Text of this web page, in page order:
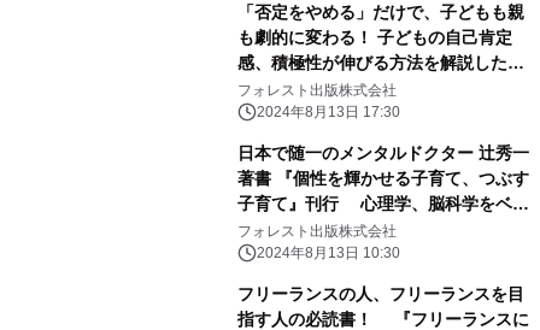
「否定をやめる」だけで、子どもも親
も劇的に変わる！ 子どもの自己肯定
感、積極性が伸びる方法を解説した
『子どもを否定しない習慣』刊行
フォレスト出版株式会社
2024年8月13日 17:30
日本で随一のメンタルドクター 辻秀一
著書 『個性を輝かせる子育て、つぶす
子育て』刊行 心理学、脳科学をベー
スに説くわが子の個性を輝かせる子育
て術
フォレスト出版株式会社
2024年8月13日 10:30
フリーランスの人、フリーランスを目
指す人の必読書！ 『フリーランスに